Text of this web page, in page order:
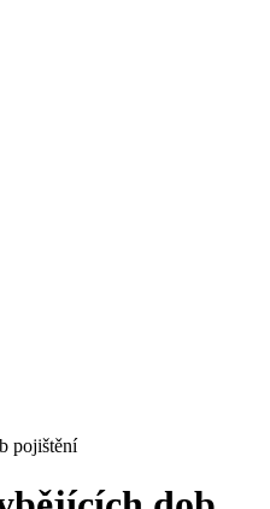
pojištění